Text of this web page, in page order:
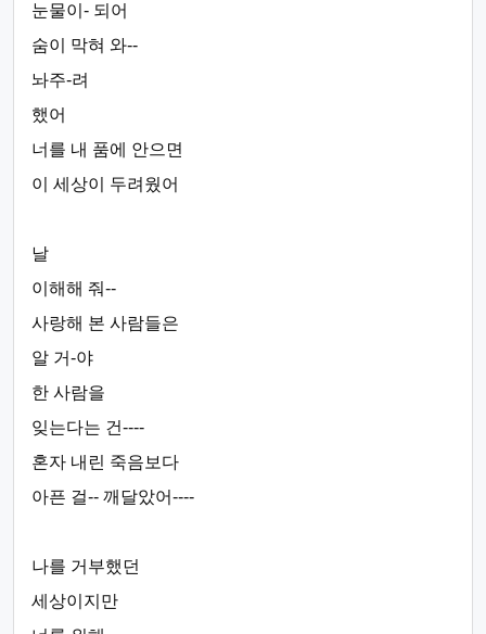
눈물이- 되어
숨이 막혀 와--
놔주-려
했어
너를 내 품에 안으면
이 세상이 두려웠어
날
이해해 줘--
사랑해 본 사람들은
알 거-야
한 사람을
잊는다는 건----
혼자 내린 죽음보다
아픈 걸-- 깨달았어----
나를 거부했던
세상이지만